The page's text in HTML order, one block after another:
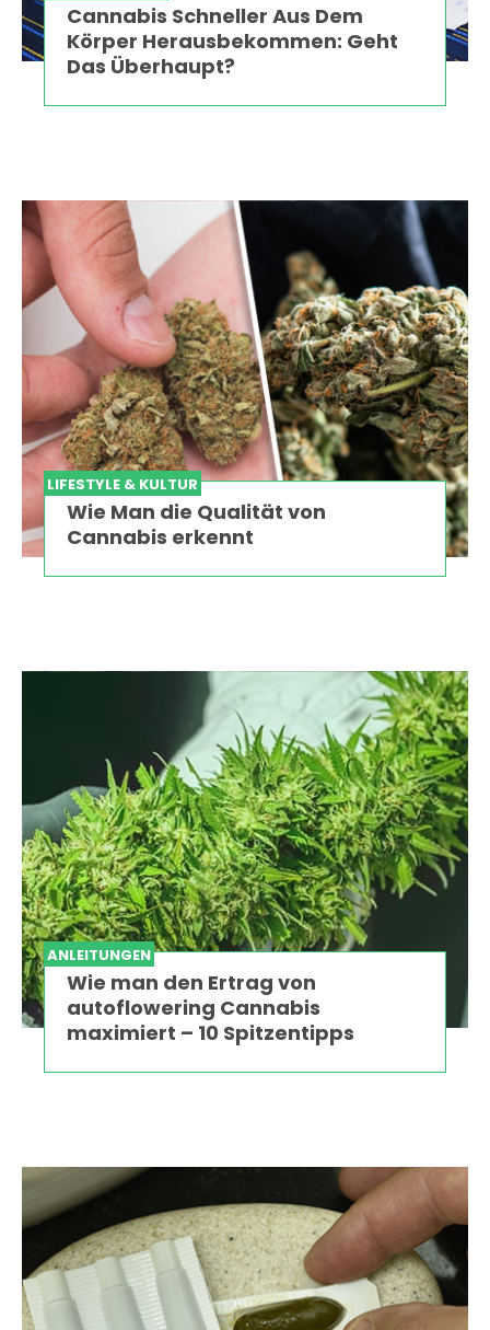
Cannabis Schneller Aus Dem
Körper Herausbekommen: Geht
Das Überhaupt?
LIFESTYLE & KULTUR
Wie Man die Qualität von
Cannabis erkennt
ANLEITUNGEN
Wie man den Ertrag von
autoflowering Cannabis
maximiert – 10 Spitzentipps